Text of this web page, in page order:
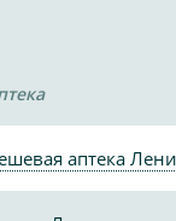
аптека